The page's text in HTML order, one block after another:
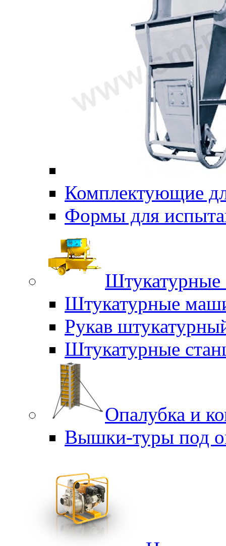
Комплектующие
Формы для
Штукатурные
Штукатурные
Рукав
Штукатурные
Опалубка и
Вышки-туры под